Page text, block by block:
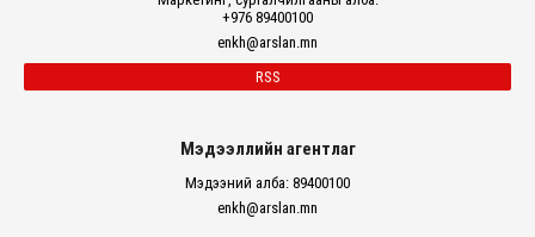
+976 89400100
enkh@arslan.mn
RSS
Мэдээллийн агентлаг
Мэдээний алба: 89400100
enkh@arslan.mn